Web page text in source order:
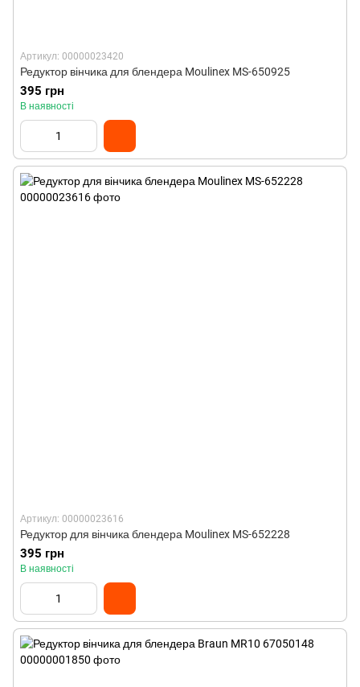
Артикул: 00000023420
Редуктор вінчика для блендера Moulinex MS-650925
395 грн
В наявності
Артикул: 00000023616
Редуктор для вінчика блендера Moulinex MS-652228
395 грн
В наявності